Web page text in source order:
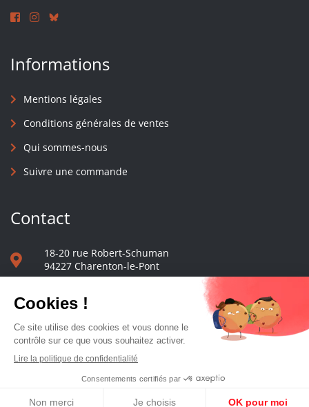
Informations
Mentions légales
Conditions générales de ventes
Qui sommes-nous
Suivre une commande
Contact
18-20 rue Robert-Schuman
94227 Charenton-le-Pont